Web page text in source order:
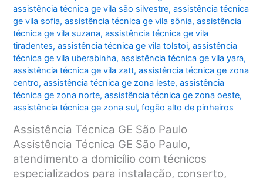
assistência técnica ge vila são silvestre,assistência técnica
ge vila sofia,assistência técnica ge vila sônia,assistência
técnica ge vila suzana,assistência técnica ge vila
tiradentes,assistência técnica ge vila tolstoi,assistência
técnica ge vila uberabinha,assistência técnica ge vila yara,
assistência técnica ge vila zatt,assistência técnica ge zona
centro,assistência técnica ge zona leste,assistência
técnica ge zona norte,assistência técnica ge zona oeste,
assistência técnica ge zona sul,fogão alto de pinheiros
Assistência Técnica GE São Paulo
Assistência Técnica GE São Paulo,
atendimento a domicílio com técnicos
especializados para instalação, conserto,